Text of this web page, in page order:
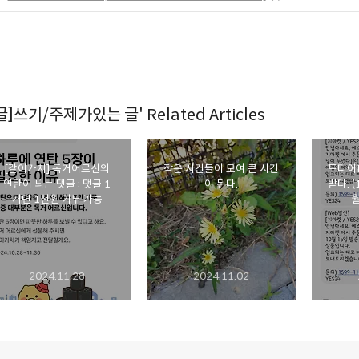
]쓰기/주제가있는 글' Related Articles
[같이가치] 독거어르신의
연탄이 되는 댓글 : 댓글 1
개면 1천원 기부 가능
2024.11.28
작은 시간들이 모여 큰 시간
이 된다.
2024.11.02
드디어
받다.